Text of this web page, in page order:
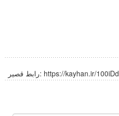
رابط قصير: https://kayhan.ir/100iDd